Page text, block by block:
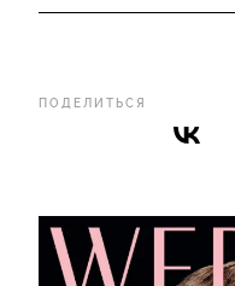
ПОДЕЛИТЬСЯ